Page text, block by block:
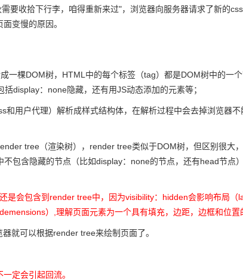
要收拾下行李，咱得重新来过"，浏览器向服务器请求了新的
变慢的原因。
一棵DOM树，HTML中的每个标签（tag）都是DOM树中的一
display：none隐藏，还有用JS动态添加的元素等；
和用户代理）解析成样式结构体，在解析过程中会去掉浏览器
tree（渲染树），render tree类似于DOM树，但区别很大
包含隐藏的节点（比如display：none的节点，还有head节点
是会包含到render tree中，因为visibility：hidden会影响布局
）,理解页面元素为一个具有填充，边距，边框和位置
就可以根据render tree来绘制页面了。
定会引起回流。